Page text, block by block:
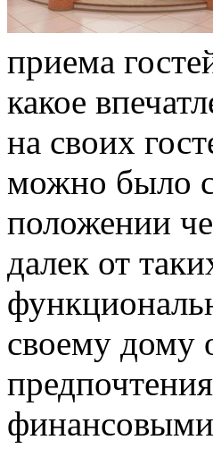
приема
какое
на своих
можно было
положении
далек от
своему дому